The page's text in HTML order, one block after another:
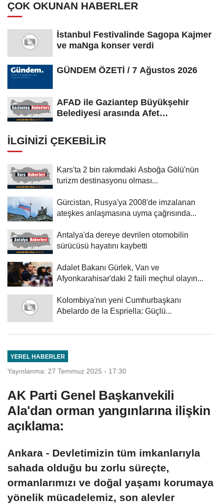
ÇOK OKUNAN HABERLER
İstanbul Festivalinde Sagopa Kajmer
ve maNga konser verdi
GÜNDEM ÖZETİ / 7 Ağustos 2026
AFAD ile Gaziantep Büyükşehir
Belediyesi arasında Afet
İLGINIZI ÇEKEBILIR
Kars'ta 2 bin rakımdaki Asboğa Gölü'nün
turizm destinasyonu olması...
Gürcistan, Rusya'ya 2008'de imzalanan
ateşkes anlaşmasına uyma çağrısında...
Antalya'da dereye devrilen otomobilin
sürücüsü hayatını kaybetti
Adalet Bakanı Gürlek, Van ve
Afyonkarahisar'daki 2 faili meçhul olayın...
Kolombiya'nın yeni Cumhurbaşkanı
Abelardo de la Espriella: Güçlü...
YEREL HABERLER
Yayınlanma: 27 Temmuz 2025 - 17:30
AK Parti Genel Başkanvekili
Ala'dan orman yangınlarına ilişkin
açıklama:
Ankara - Devletimizin tüm imkanlarıyla
sahada olduğu bu zorlu süreçte,
ormanlarımızı ve doğal yaşamı korumaya
yönelik mücadelemiz, son alevler